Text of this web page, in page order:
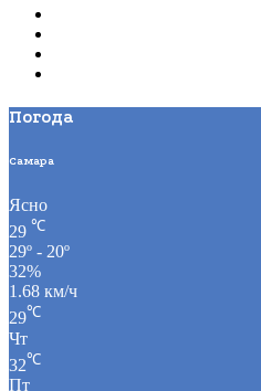
Погода
Самара
Ясно
29 ℃
29º - 20º
32%
1.68 км/ч
29℃
Чт
32℃
Пт